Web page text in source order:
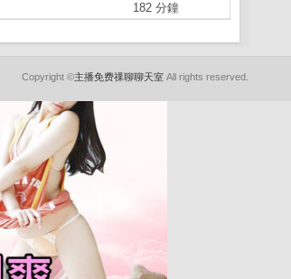
182 分鐘
Copyright ©主播免费祼聊聊天室 All rights reserved.